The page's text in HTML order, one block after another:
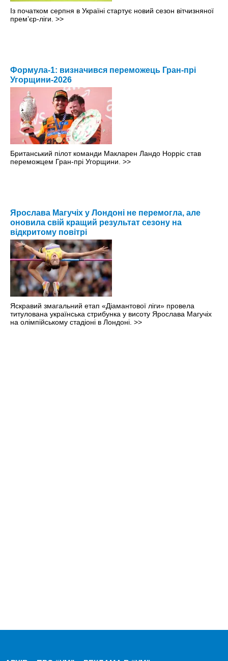
Із початком серпня в Україні стартує новий сезон вітчизняної
прем’єр-ліги. >>
Формула-1: визначився переможець Гран-прі
Угорщини-2026
Британський пілот команди Макларен Ландо Норріс став
переможцем Гран-прі Угорщини. >>
Ярослава Магучіх у Лондоні не перемогла, але
оновила свій кращий результат сезону на
відкритому повітрі
Яскравий змагальний етап «Діамантової ліги» провела
титулована українська стрибунка у висоту Ярослава Магучіх
на олімпійському стадіоні в Лондоні. >>